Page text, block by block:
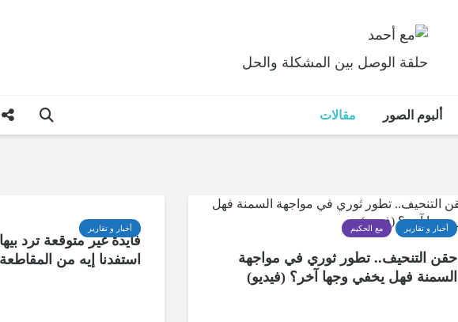
حلقة الوصل بين المشكلة والحل
ألبوم الصور مقالات
أخبار و تقارير مع الحكيم
حقن التنحيف.. تطور ثوري في مواجهة
السمنة فهل يخفي وجها آخر؟ (فيديو)
أخبار و تقارير
فايدة غير متوقعة ترد
استفدنا إيه من